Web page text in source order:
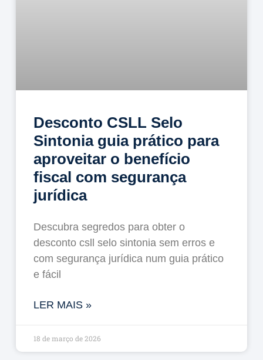
Desconto CSLL Selo
Sintonia guia prático para
aproveitar o benefício
fiscal com segurança
jurídica
Descubra segredos para obter o
desconto csll selo sintonia sem erros e
com segurança jurídica num guia prático
e fácil
LER MAIS »
18 de março de 2026